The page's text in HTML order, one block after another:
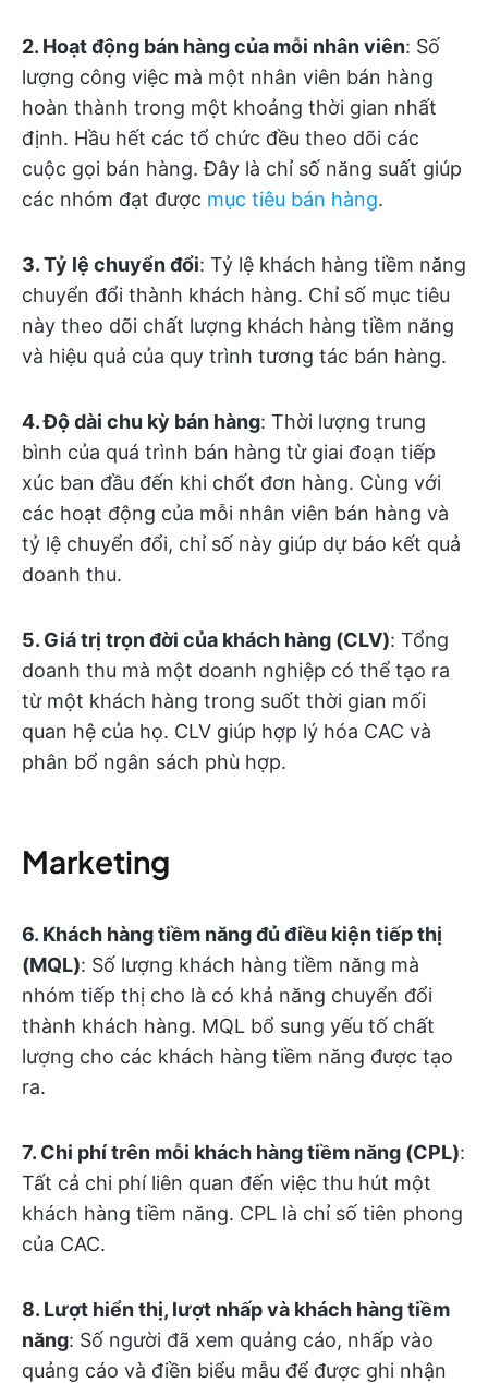
2. Hoạt động bán hàng của mỗi nhân viên: Số
lượng công việc mà một nhân viên bán hàng
hoàn thành trong một khoảng thời gian nhất
định. Hầu hết các tổ chức đều theo dõi các
cuộc gọi bán hàng. Đây là chỉ số năng suất giúp
các nhóm đạt được mục tiêu bán hàng.
3. Tỷ lệ chuyển đổi: Tỷ lệ khách hàng tiềm năng
chuyển đổi thành khách hàng. Chỉ số mục tiêu
này theo dõi chất lượng khách hàng tiềm năng
và hiệu quả của quy trình tương tác bán hàng.
4. Độ dài chu kỳ bán hàng: Thời lượng trung
bình của quá trình bán hàng từ giai đoạn tiếp
xúc ban đầu đến khi chốt đơn hàng. Cùng với
các hoạt động của mỗi nhân viên bán hàng và
tỷ lệ chuyển đổi, chỉ số này giúp dự báo kết quả
doanh thu.
5. Giá trị trọn đời của khách hàng (CLV): Tổng
doanh thu mà một doanh nghiệp có thể tạo ra
từ một khách hàng trong suốt thời gian mối
quan hệ của họ. CLV giúp hợp lý hóa CAC và
phân bổ ngân sách phù hợp.
Marketing
6. Khách hàng tiềm năng đủ điều kiện tiếp thị
(MQL): Số lượng khách hàng tiềm năng mà
nhóm tiếp thị cho là có khả năng chuyển đổi
thành khách hàng. MQL bổ sung yếu tố chất
lượng cho các khách hàng tiềm năng được tạo
ra.
7. Chi phí trên mỗi khách hàng tiềm năng (CPL):
Tất cả chi phí liên quan đến việc thu hút một
khách hàng tiềm năng. CPL là chỉ số tiên phong
của CAC.
8. Lượt hiển thị, lượt nhấp và khách hàng tiềm
năng: Số người đã xem quảng cáo, nhấp vào
quảng cáo và điền biểu mẫu để được ghi nhận